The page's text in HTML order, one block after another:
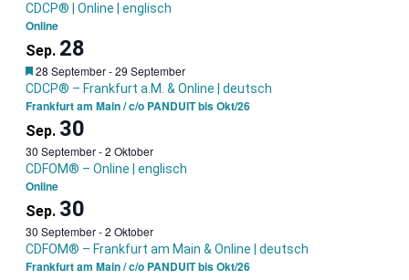
CDCP® | Online | englisch
Online
Sep. 28
Garantietermin
28 September-29 September
CDCP® – Frankfurt a.M. & Online | deutsch
Frankfurt am Main / c/o PANDUIT bis Okt/26
Sep. 30
30 September-2 Oktober
CDFOM® – Online | englisch
Online
Sep. 30
30 September-2 Oktober
CDFOM® – Frankfurt am Main & Online | deutsch
Frankfurt am Main / c/o PANDUIT bis Okt/26